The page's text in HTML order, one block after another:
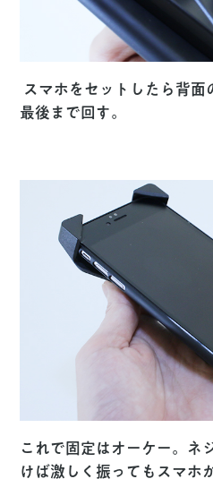
スマホをセットしたら背面
最後まで回す。
これで固定はオーケー。ネ
けば激しく振ってもスマホ